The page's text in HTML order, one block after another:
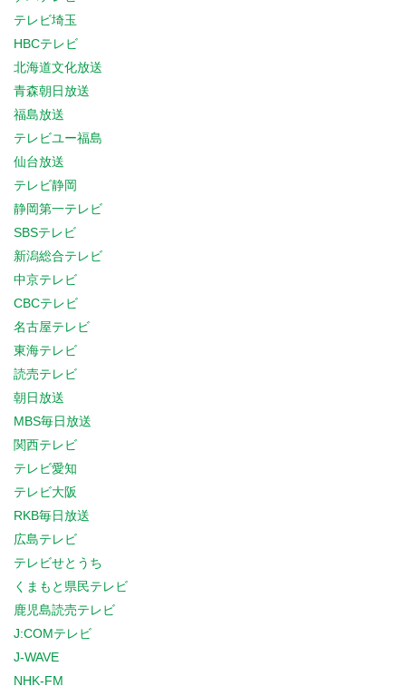
テレビ埼玉
HBCテレビ
北海道文化放送
青森朝日放送
福島放送
テレビユー福島
仙台放送
テレビ静岡
静岡第一テレビ
SBSテレビ
新潟総合テレビ
中京テレビ
CBCテレビ
名古屋テレビ
東海テレビ
読売テレビ
朝日放送
MBS毎日放送
関西テレビ
テレビ愛知
テレビ大阪
RKB毎日放送
広島テレビ
テレビせとうち
くまもと県民テレビ
鹿児島読売テレビ
J:COMテレビ
J-WAVE
NHK-FM